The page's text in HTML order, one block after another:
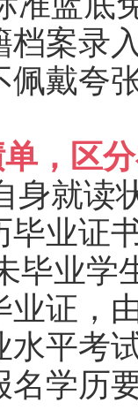
档案录
佩戴夸
，区
身就读
毕业证
毕业学
业证，
水平考
名学历